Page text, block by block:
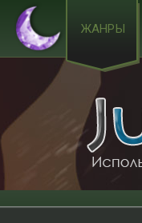
ЖАНРЫ